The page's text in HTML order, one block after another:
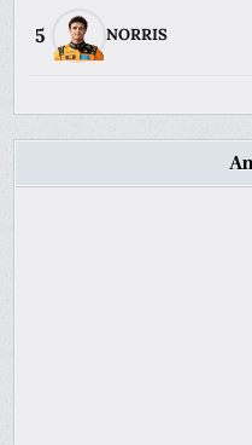
5 NORRIS